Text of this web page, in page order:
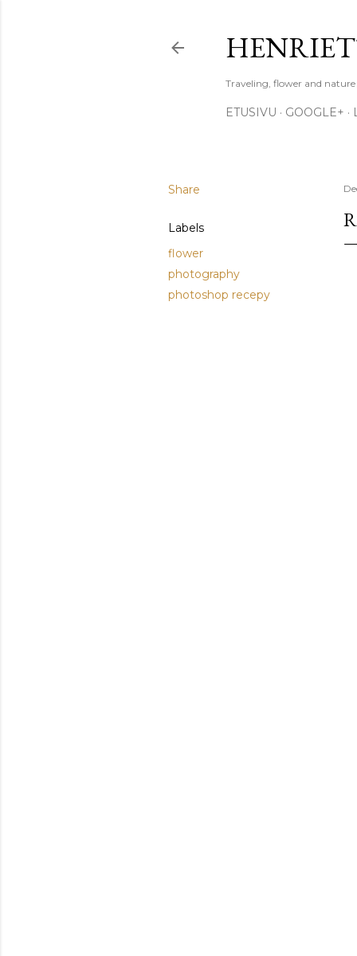
Traveling, flower and
ETUSIVU GOOGLE+
Share
Labels
flower
photography
photoshop recepy